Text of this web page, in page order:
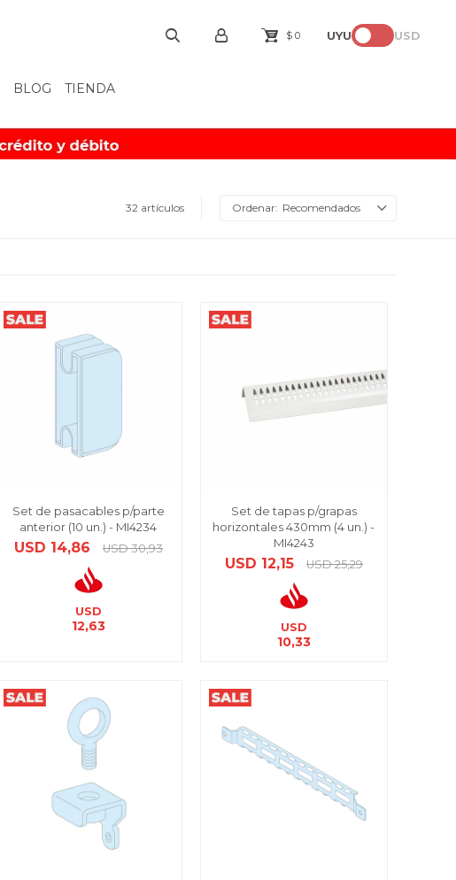
BLOG TIENDA
$ 0 UYU USD
32 artículos Recomendados
Set de pasacables p/parte
anterior (10 un.) - MI4234
USD 14,86 USD 30,93
USD
12,63
Set de tapas p/grapas
horizontales 430mm (4 un.) -
MI4243
USD 12,15 USD 25,29
USD
10,33